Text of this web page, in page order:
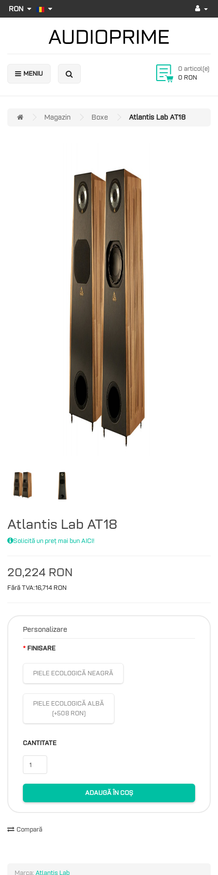
RON
MENIU
0 articol(e)
0 RON
Magazin Boxe Atlantis Lab AT18
Atlantis Lab AT18
Solicită un preț mai bun AICI!
20,224 RON
Fără TVA:16,714 RON
Personalizare
FINISARE
PIELE ECOLOGICĂ NEAGRĂ
PIELE ECOLOGICĂ ALBĂ
(+508 RON)
CANTITATE
ADAUGĂ ÎN COȘ
Compară
Marca: Atlantis Lab